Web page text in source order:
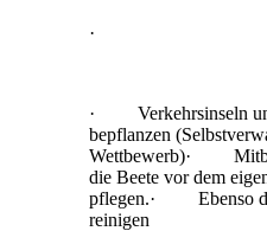
·
· Verkehrsinseln
bepflanzen
Wettbewerb)·
die Beete vor dem
pflegen.· Ebenso
reinigen